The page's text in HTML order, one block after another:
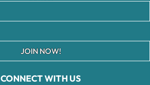
CONNECT WITH US
JOIN NOW!